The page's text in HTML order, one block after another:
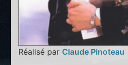
Réalisé par Claude Pinoteau